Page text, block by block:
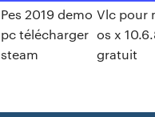
Pes 2019 demo
pc télécharger
steam
Vlc pour
os x
gratuit